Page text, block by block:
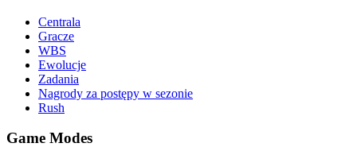
Centrala
Gracze
WBS
Ewolucje
Zadania
Nagrody za postępy w sezonie
Rush
Game Modes